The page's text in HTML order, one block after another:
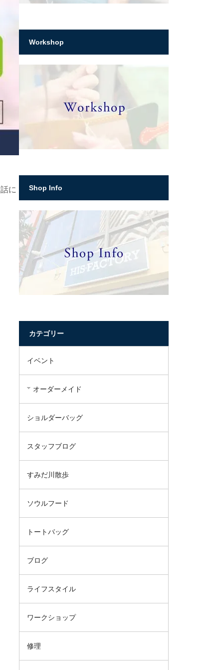
に
Workshop
Shop Info
カテゴリー
イベント
オーダーメイド
ショルダーバッグ
スタッフブログ
すみだ川散歩
ソウルフード
トートバッグ
ブログ
ライフスタイル
ワークショップ
修理